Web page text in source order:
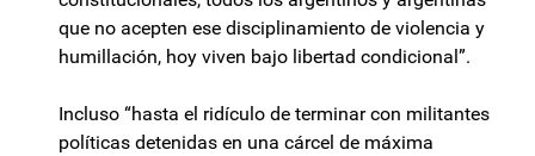
que no acepten ese disciplinamiento de violencia y
humillación, hoy viven bajo libertad condicional”.
Incluso “hasta el ridículo de terminar con militantes
políticas detenidas en una cárcel de máxima